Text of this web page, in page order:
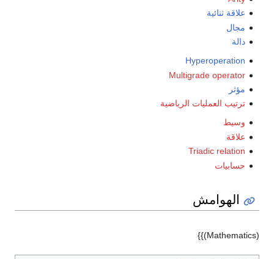
علاقة ثنائية
مجال
دالة
Hyperoperation
Multigrade operator
مؤثر
ترتيب العمليات الرياضية
وسيط
علاقة
Triadic relation
حسابيات
الهوامش
(Mathematics)}}